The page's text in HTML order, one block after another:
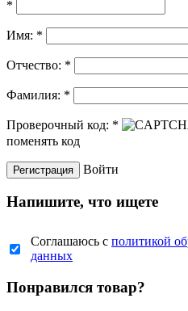
*
Имя: *
Отчество: *
Фамилия: *
Проверочный код: *
поменять код
Войти
Напишите, что ищете
Соглашаюсь с политикой
данных
Понравился товар?